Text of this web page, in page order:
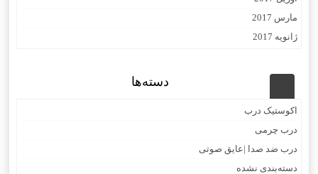
مارس 2017
ژانویه 2017
دسته‌ها
اکوستیک درب
درب چرمی
درب ضد صدا |عایق صوتی
دسته‌بندی نشده